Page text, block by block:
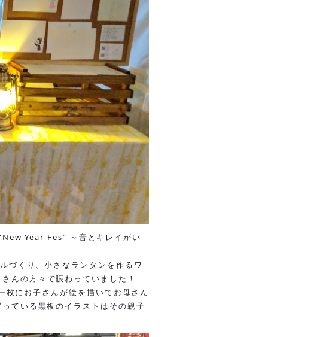
Year Fes” ～音とキレイがい
づくり、小さなランタンを作るワ
んの方々で賑わっていました！
にお子さんが絵を描いてお母さん
ている黒板のイラストはその親子